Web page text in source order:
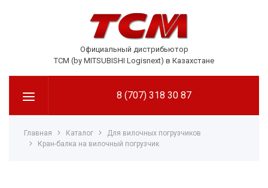
Официальный дистрибьютор
TCM (by MITSUBISHI Logisnext) в Казахстане
8 (707) 318 30 87
Главная Каталог
Для вилочных погрузчиков
Кран-балка на вилочный погрузчик